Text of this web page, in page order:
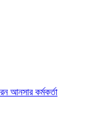
আনসার কর্মকর্তা